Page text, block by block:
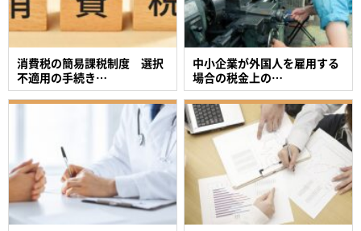
中小企業が外国人を雇用する
場合の税金上の…
消費税の簡易課税制度 選択
不適用の手続き…